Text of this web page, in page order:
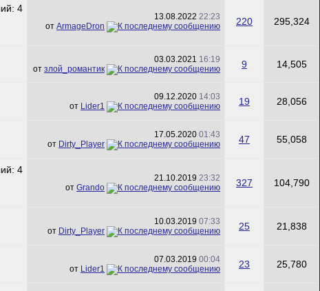
13.08.2022 22:23
от ArmageDron 220 295,324
03.03.2021 16:19
от злой_романтик 9 14,505
09.12.2020 14:03
от Lider1 19 28,056
17.05.2020 01:43
от Dirty_Player 47 55,058
21.10.2019 23:32
от Grando 327 104,790
10.03.2019 07:33
от Dirty_Player 25 21,838
07.03.2019 00:04
от Lider1 23 25,780